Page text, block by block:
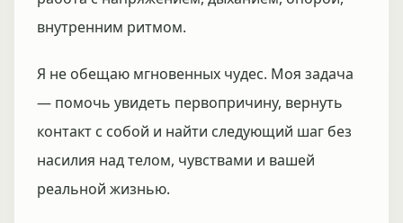
внутренним ритмом.
Я не обещаю мгновенных чудес. Моя задача
— помочь увидеть первопричину, вернуть
контакт с собой и найти следующий шаг без
насилия над телом, чувствами и вашей
реальной жизнью.